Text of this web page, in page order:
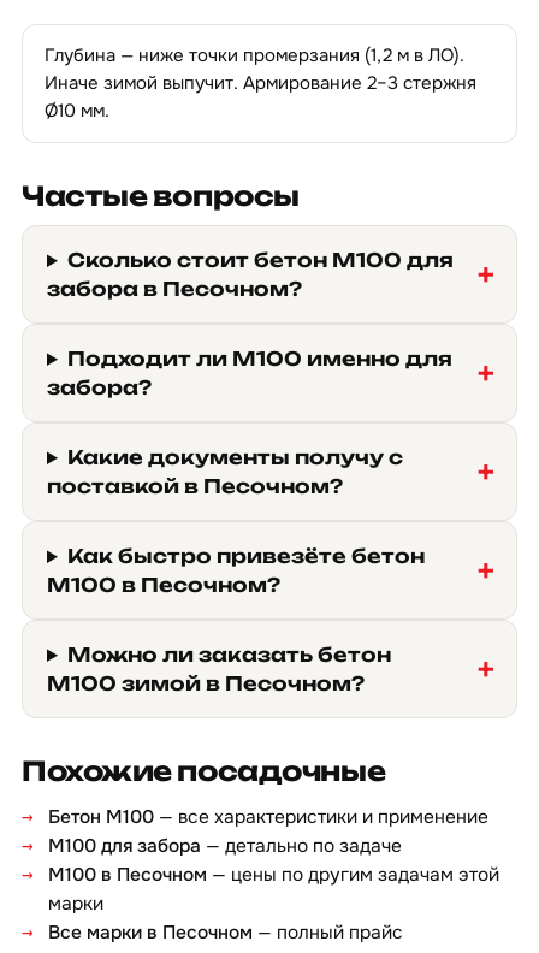
Глубина — ниже точки промерзания (1,2 м в ЛО).
Иначе зимой выпучит. Армирование 2–3 стержня
Ø10 мм.
Частые вопросы
Сколько стоит бетон М100 для
забора в Песочном?
Подходит ли М100 именно для
забора?
Какие документы получу с
поставкой в Песочном?
Как быстро привезёте бетон
М100 в Песочном?
Можно ли заказать бетон
М100 зимой в Песочном?
Похожие посадочные
Бетон М100 — все характеристики и применение
М100 для забора — детально по задаче
М100 в Песочном — цены по другим задачам этой
марки
Все марки в Песочном — полный прайс